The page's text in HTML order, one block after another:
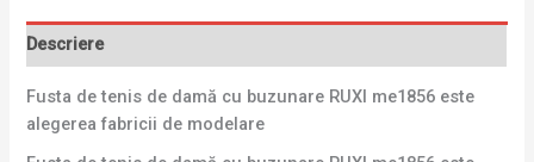
Descriere
Fusta de tenis de damă cu buzunare RUXI me1856 este
alegerea fabricii de modelare